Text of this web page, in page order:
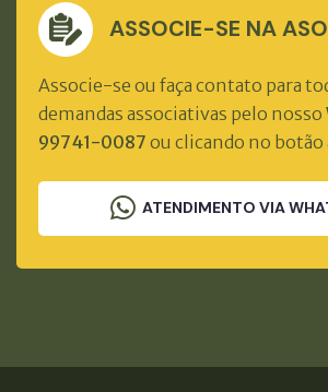
ASSOCIE-SE NA
Associe-se ou faça contato para
demandas associativas pelo nosso
99741-0087 ou clicando no botão
ATENDIMENTO VIA